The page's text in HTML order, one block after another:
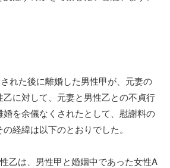
れた後に離婚した男性甲が、元妻の
に対して、元妻と男性乙との不貞行
を余儀なくされたとして、慰謝料の
経緯は以下のとおりでした。
乙は、男性甲と婚姻中であった女性A